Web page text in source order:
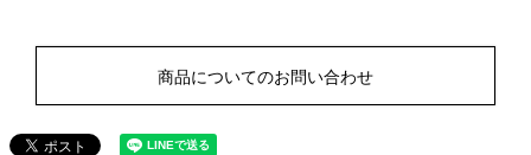
商品についてのお問い合わせ